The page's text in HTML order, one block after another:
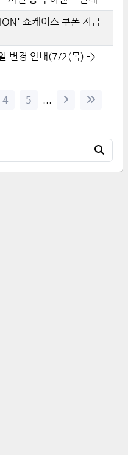
쇼케이스 쿠폰 지급
변경 안내(7/2(목) ->
4 5 ...